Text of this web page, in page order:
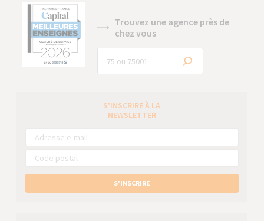
Trouvez une agence près de
chez vous
S’INSCRIRE À LA
NEWSLETTER
S’INSCRIRE